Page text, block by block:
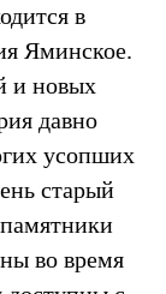
в
Яминское.
и новых
давно
усопших
старый
во время